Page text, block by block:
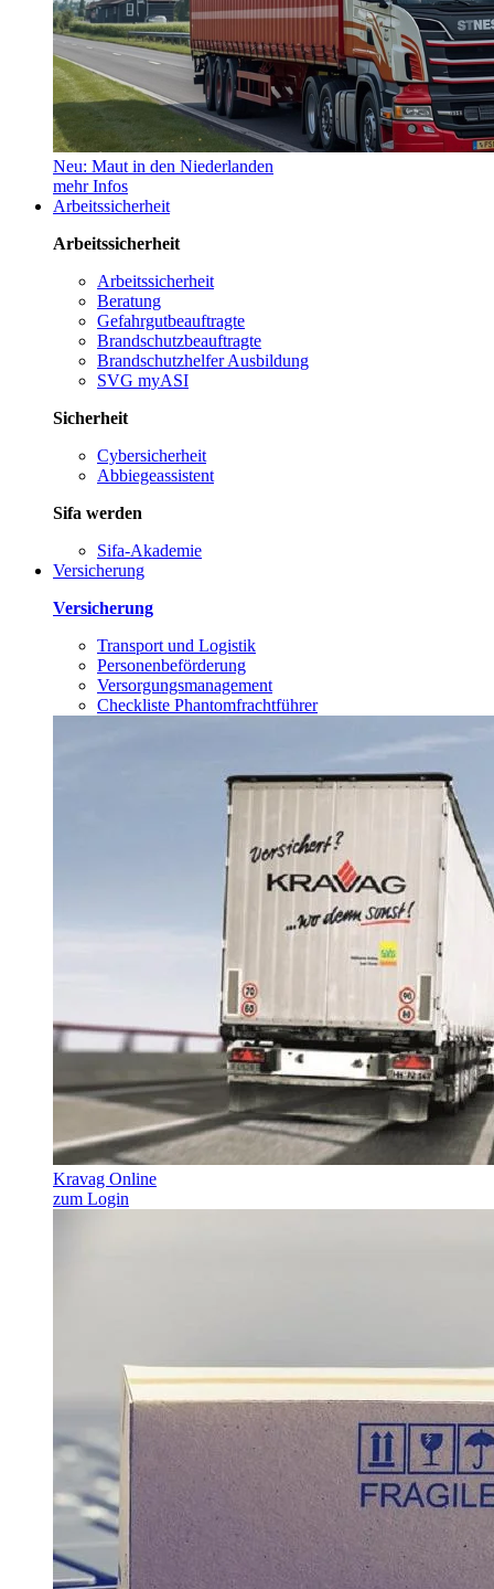
Neu: Maut in den Niederlanden
mehr Infos
Arbeitssicherheit
Arbeitssicherheit
Arbeitssicherheit
Beratung
Gefahrgutbeauftragte
Brandschutzbeauftragte
Brandschutzhelfer Ausbildung
SVG myASI
Sicherheit
Cybersicherheit
Abbiegeassistent
Sifa werden
Sifa-Akademie
Versicherung
Versicherung
Transport und Logistik
Personenbeförderung
Versorgungsmanagement
Checkliste Phantomfrachtführer
Kravag Online
zum Login